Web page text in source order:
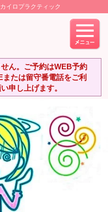
イロプラクティック
ん。ご予約はWEB予約
たは留守番電話をご利
申し上げます。